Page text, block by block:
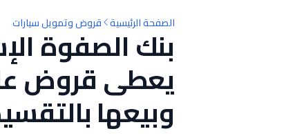
الصفحة الرئيسية قروض وتمويل سيارات
بنك الصفوة
يعطى قروض
وبيعها